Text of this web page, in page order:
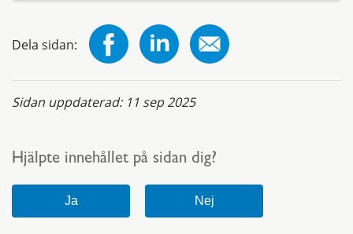
Dela sidan:
Sidan uppdaterad: 11 sep 2025
Hjälpte innehållet på sidan dig?